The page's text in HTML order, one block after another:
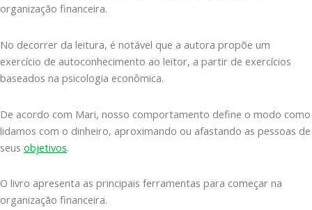
organização financeira.
No decorrer da leitura, é notável que a autora propõe um
exercício de autoconhecimento ao leitor, a partir de exercícios
baseados na psicologia econômica.
De acordo com Mari, nosso comportamento define o modo como
lidamos com o dinheiro, aproximando ou afastando as pessoas de
seus objetivos.
O livro apresenta as principais ferramentas para começar na
organização financeira.